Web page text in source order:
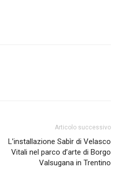
Articolo successivo
L’installazione Sabìr di Velasco
Vitali nel parco d’arte di Borgo
Valsugana in Trentino